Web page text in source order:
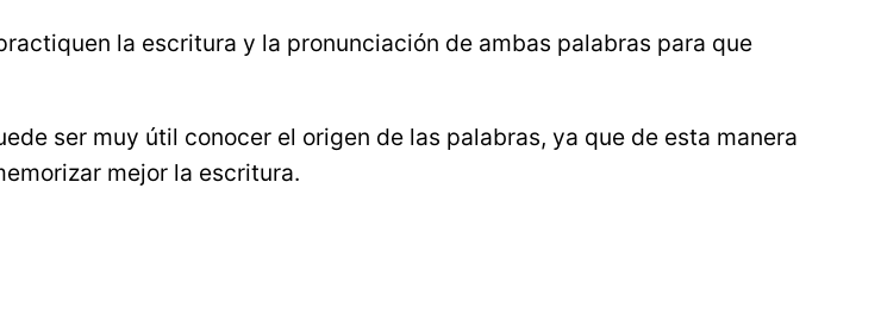
la escritura y la pronunciación de ambas palabras para que
ser muy útil conocer el origen de las palabras, ya que de esta manera
mejor la escritura.